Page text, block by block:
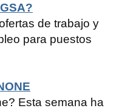
de trabajo y
para puestos
Esta semana ha